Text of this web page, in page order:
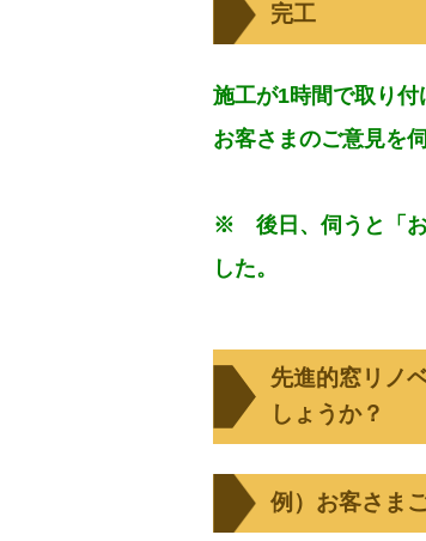
完工
施工が1時間で取り付
お客さまのご意見を
※ 後日、伺うと「
した。
先進的窓リノ
しょうか？
例）お客さま